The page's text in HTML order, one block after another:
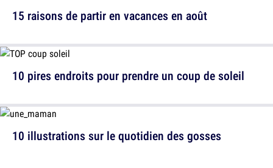
10 pires endroits pour prendre un coup de soleil
15 raisons de partir en vacances en août
10 illustrations sur le quotidien des gosses